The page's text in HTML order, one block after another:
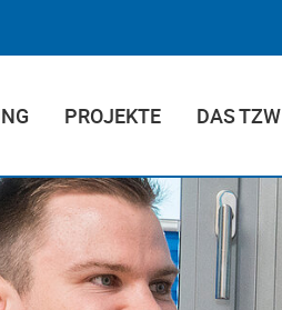
PROJEKTE DAS TZW